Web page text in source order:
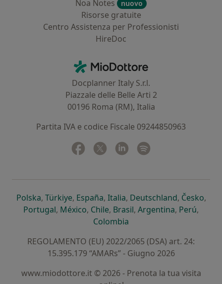
Noa Notes
nuovo
Risorse gratuite
Centro Assistenza per Professionisti
HireDoc
MioDottore - Homepage
Docplanner Italy S.r.l.
Piazzale delle Belle Arti 2
00196 Roma (RM), Italia
Partita IVA e codice Fiscale 09244850963
Facebook
si apre in una nuova scheda
Twitter
si apre in una nuova scheda
Linkedin
si apre in una nuova
Polskasi apre in una nuova scheda
, Türkiyesi apre in una nuova scheda
, Españasi apre in una nuova scheda
, Italiasi apre in una nuova
, Deutschlandsi apre in
, Českosi
,
Portugalsi apre in una nuova scheda
, Méxicosi apre in una nuova scheda
, Chilesi apre in una nuova scheda
, Brasilsi apre in una nuova
, Argentinasi apre in
, Perúsi
,
Colombia
REGOLAMENTO (EU) 2022/2065 (DSA) art. 24:
15.395.179 “AMARs” - Giugno 2026
www.miodottore.it © 2026 - Prenota la tua visita